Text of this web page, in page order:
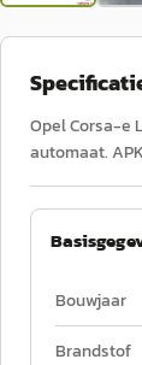
Opel Corsa-e
automaat.
Bouwjaar
Brandstof